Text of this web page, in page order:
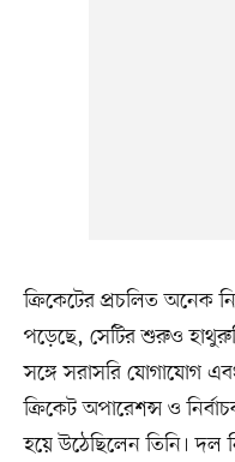
ক্রিকেটের প্রচলিত অনেক
পড়েছে, সেটির শুরুও
সঙ্গে সরাসরি যোগাযোগ
ক্রিকেট অপারেশন্স ও
হয়ে উঠেছিলেন তিনি। দল